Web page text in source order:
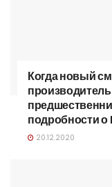
Когда новый
подробности
20.12.2020